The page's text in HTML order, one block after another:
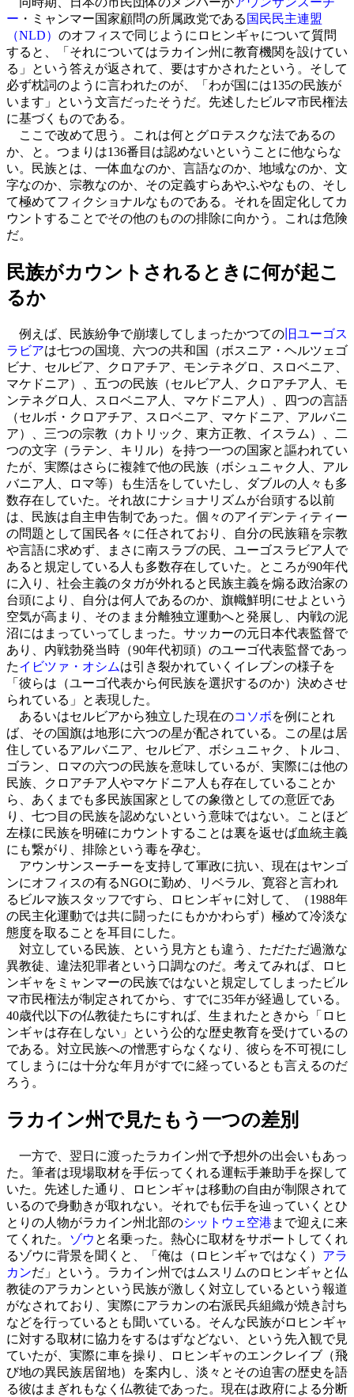
ー ・ミャンマー国家顧問の所属政党である 国民民主連盟
（NLD） のオフィスで同じようにロヒンギャについて質問
すると、「それについてはラカイン州に教育機関を設けてい
る」という答えが返されて、要はすかされたという。そして
必ず枕詞のように言われたのが、「わが国には135の民族が
います」という文言だったそうだ。先述したビルマ市民権法
に基づくものである。
ここで改めて思う。これは何とグロテスクな法であるの
か、と。つまりは136番目は認めないということに他ならな
い。民族とは、一体血なのか、言語なのか、地域なのか、文
字なのか、宗教なのか、その定義すらあやふやなもの、そし
て極めてフィクショナルなものである。それを固定化してカ
ウントすることでその他のものの排除に向かう。これは危険
だ。
民族がカウントされるときに何が起こ
るか
例えば、民族紛争で崩壊してしまったかつての 旧ユーゴス
ラビアは七つの国境、六つの共和国（ボスニア・ヘルツェゴ
ビナ、セルビア、クロアチア、モンテネグロ、スロベニア、
マケドニア）、五つの民族（セルビア人、クロアチア人、モ
ンテネグロ人、スロベニア人、マケドニア人）、四つの言語
（セルボ・クロアチア、スロベニア、マケドニア、アルバニ
ア）、三つの宗教（カトリック、東方正教、イスラム）、二
つの文字（ラテン、キリル）を持つ一つの国家と謳われてい
たが、実際はさらに複雑で他の民族（ボシュニャク人、アル
バニア人、ロマ等）も生活をしていたし、ダブルの人々も多
数存在していた。それ故にナショナリズムが台頭する以前
は、民族は自主申告制であった。個々のアイデンティティー
の問題として国民各々に任されており、自分の民族籍を宗教
や言語に求めず、まさに南スラブの民、ユーゴスラビア人で
あると規定している人も多数存在していた。ところが90年代
に入り、社会主義のタガが外れると民族主義を煽る政治家の
台頭により、自分は何人であるのか、旗幟鮮明にせよという
空気が高まり、そのまま分離独立運動へと発展し、内戦の泥
沼にはまっていってしまった。サッカーの元日本代表監督で
あり、内戦勃発当時（90年代初頭）のユーゴ代表監督であっ
たイビツァ・オシムは引き裂かれていくイレブンの様子を
「彼らは（ユーゴ代表から何民族を選択するのか）決めさせ
られている」と表現した。
あるいはセルビアから独立した現在のコソボを例にとれ
ば、その国旗は地形に六つの星が配されている。この星は居
住しているアルバニア、セルビア、ボシュニャク、トルコ、
ゴラン、ロマの六つの民族を意味しているが、実際には他の
民族、クロアチア人やマケドニア人も存在していることか
ら、あくまでも多民族国家としての象徴としての意匠であ
り、七つ目の民族を認めないという意味ではない。ことほど
左様に民族を明確にカウントすることは裏を返せば血統主義
にも繋がり、排除という毒を孕む。
アウンサンスーチーを支持して軍政に抗い、現在はヤンゴ
ンにオフィスの有るNGOに勤め、リベラル、寛容と言われ
るビルマ族スタッフですら、ロヒンギャに対して、（1988年
の民主化運動では共に闘ったにもかかわらず）極めて冷淡な
態度を取ることを耳目にした。
対立している民族、という見方とも違う、ただただ過激な
異教徒、違法犯罪者という口調なのだ。考えてみれば、ロヒ
ンギャをミャンマーの民族ではないと規定してしまったビル
マ市民権法が制定されてから、すでに35年が経過している。
40歳代以下の仏教徒たちにすれば、生まれたときから「ロヒ
ンギャは存在しない」という公的な歴史教育を受けているの
である。対立民族への憎悪すらなくなり、彼らを不可視にし
てしまうには十分な年月がすでに経っているとも言えるのだ
ろう。
ラカイン州で見たもう一つの差別
一方で、翌日に渡ったラカイン州で予想外の出会いもあっ
た。筆者は現場取材を手伝ってくれる運転手兼助手を探して
いた。先述した通り、ロヒンギャは移動の自由が制限されて
いるので身動きが取れない。それでも伝手を辿っていくとひ
とりの人物がラカイン州北部のシットウェ空港 まで迎えに来
てくれた。 ゾウ と名乗った。熱心に取材をサポートしてくれ
るゾウに背景を聞くと、「俺は（ロヒンギャではなく） アラ
カンだ」という。ラカイン州ではムスリムのロヒンギャと仏
教徒のアラカンという民族が激しく対立しているという報道
がなされており、実際にアラカンの右派民兵組織が焼き討ち
などを行っているとも聞いている。そんな民族がロヒンギャ
に対する取材に協力をするはずなどない、という先入観で見
ていたが、実際に車を操り、ロヒンギャのエンクレイブ（飛
び地の異民族居留地）を案内し、淡々とその迫害の歴史を語
る彼はまぎれもなく仏教徒であった。現在は政府による分断